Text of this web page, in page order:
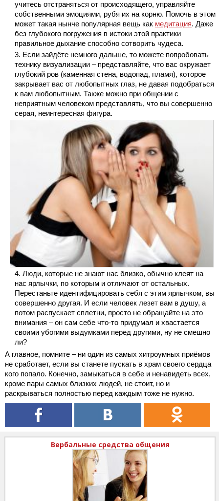
учитесь отстраняться от происходящего, управляйте
собственными эмоциями, рубя их на корню. Помочь в этом
может такая нынче популярная вещь как медитация. Даже
без глубокого погружения в истоки этой практики
правильное дыхание способно сотворить чудеса.
Если зайдёте немного дальше, то можете попробовать
технику визуализации – представляйте, что вас окружает
глубокий ров (каменная стена, водопад, пламя), которое
закрывает вас от любопытных глаз, не давая подобраться
к вам любопытным. Также можно при общении с
неприятным человеком представлять, что вы совершенно
серая, неинтересная фигура.
Люди, которые не знают нас близко, обычно клеят на
нас ярлычки, по которым и отличают от остальных.
Перестаньте идентифицировать себя с этим ярлычком, вы
совершенно другая. И если человек лезет вам в душу, а
потом распускает сплетни, просто не обращайте на это
внимания – он сам себе что-то придумал и хвастается
своими убогими выдумками перед другими, ну не смешно
ли?
А главное, помните – ни один из самых хитроумных приёмов
не сработает, если вы станете пускать в храм своего сердца
кого попало. Конечно, замыкаться в себе и ненавидеть всех,
кроме пары самых близких людей, не стоит, но и
раскрываться полностью перед каждым тоже не нужно.
Вербальные средства общения